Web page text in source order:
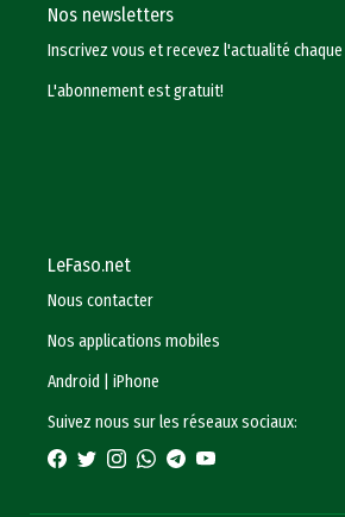
Nos newsletters
Inscrivez vous et recevez l'actualité
L'abonnement est gratuit!
LeFaso.net
Nous contacter
Nos applications mobiles
Android
|iPhone
Suivez nous sur les réseaux sociaux: